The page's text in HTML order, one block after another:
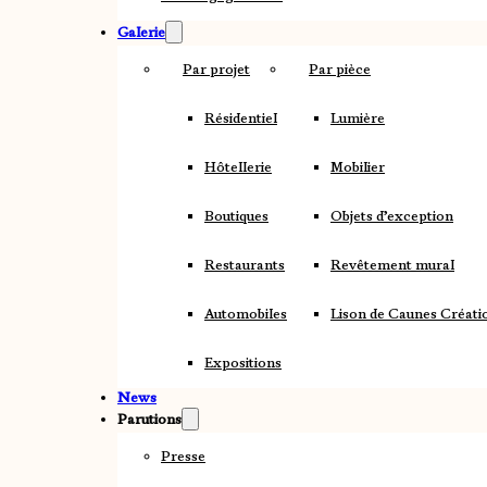
Galerie
Par projet
Résidentiel
Hôtellerie
Boutiques
Restaurants
Automobiles
Expositions
Par pièce
Lumière
Mobilier
Objets d’exception
Revêtement mural
Lison de Caunes
News
Parutions
Presse